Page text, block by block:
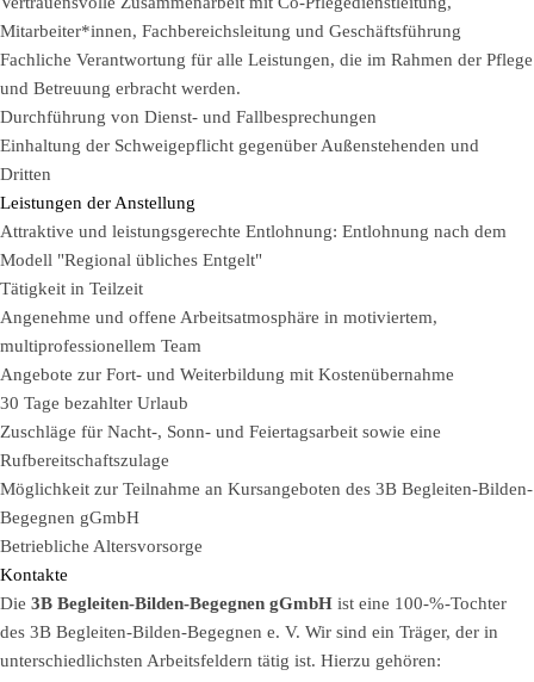
Mitarbeiter*innen, Fachbereichsleitung und Geschäftsführung
Fachliche Verantwortung für alle Leistungen, die im Rahmen der Pflege
und Betreuung erbracht werden.
Durchführung von Dienst- und Fallbesprechungen
Einhaltung der Schweigepflicht gegenüber Außenstehenden und
Dritten
Leistungen der Anstellung
Attraktive und leistungsgerechte Entlohnung: Entlohnung nach dem
Modell "Regional übliches Entgelt"
Tätigkeit in Teilzeit
Angenehme und offene Arbeitsatmosphäre in motiviertem,
multiprofessionellem Team
Angebote zur Fort- und Weiterbildung mit Kostenübernahme
30 Tage bezahlter Urlaub
Zuschläge für Nacht-, Sonn- und Feiertagsarbeit sowie eine
Rufbereitschaftszulage
Möglichkeit zur Teilnahme an Kursangeboten des 3B Begleiten-Bilden-
Begegnen gGmbH
Betriebliche Altersvorsorge
Kontakte
Die 3B Begleiten-Bilden-Begegnen gGmbH ist eine 100-%-Tochter
des 3B Begleiten-Bilden-Begegnen e. V. Wir sind ein Träger, der in
unterschiedlichsten Arbeitsfeldern tätig ist. Hierzu gehören: